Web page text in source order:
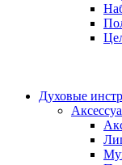
Духовые